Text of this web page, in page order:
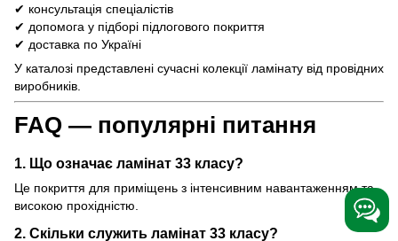
✔ консультація спеціалістів
✔ допомога у підборі підлогового покриття
✔ доставка по Україні
У каталозі представлені сучасні колекції ламінату від провідних
виробників.
FAQ — популярні питання
1. Що означає ламінат 33 класу?
Це покриття для приміщень з інтенсивним навантаженням та
високою прохідністю.
2. Скільки служить ламінат 33 класу?